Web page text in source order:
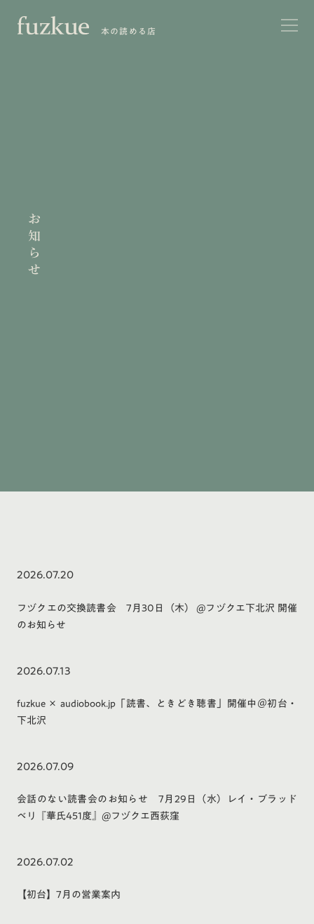
本の読める店
2026.07.20
フヅクエの交換読書会 7月30日（木） @フヅクエ下北沢 開催
のお知らせ
2026.07.13
fuzkue × audiobook.jp「読書、ときどき聴書」開催中＠初台・
下北沢
2026.07.09
会話のない読書会のお知らせ 7月29日（水）レイ・ブラッド
ベリ『華氏451度』@フヅクエ西荻窪
2026.07.02
【初台】7月の営業案内